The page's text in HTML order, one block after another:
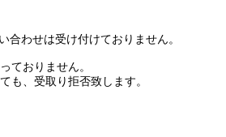
合わせは受け付けておりません。
ておりません。
も、受取り拒否致します。